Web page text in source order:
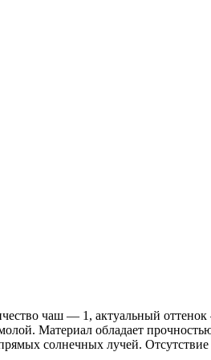
чаш — 1, актуальный
Материал обладает
солнечных лучей. Отсутствие